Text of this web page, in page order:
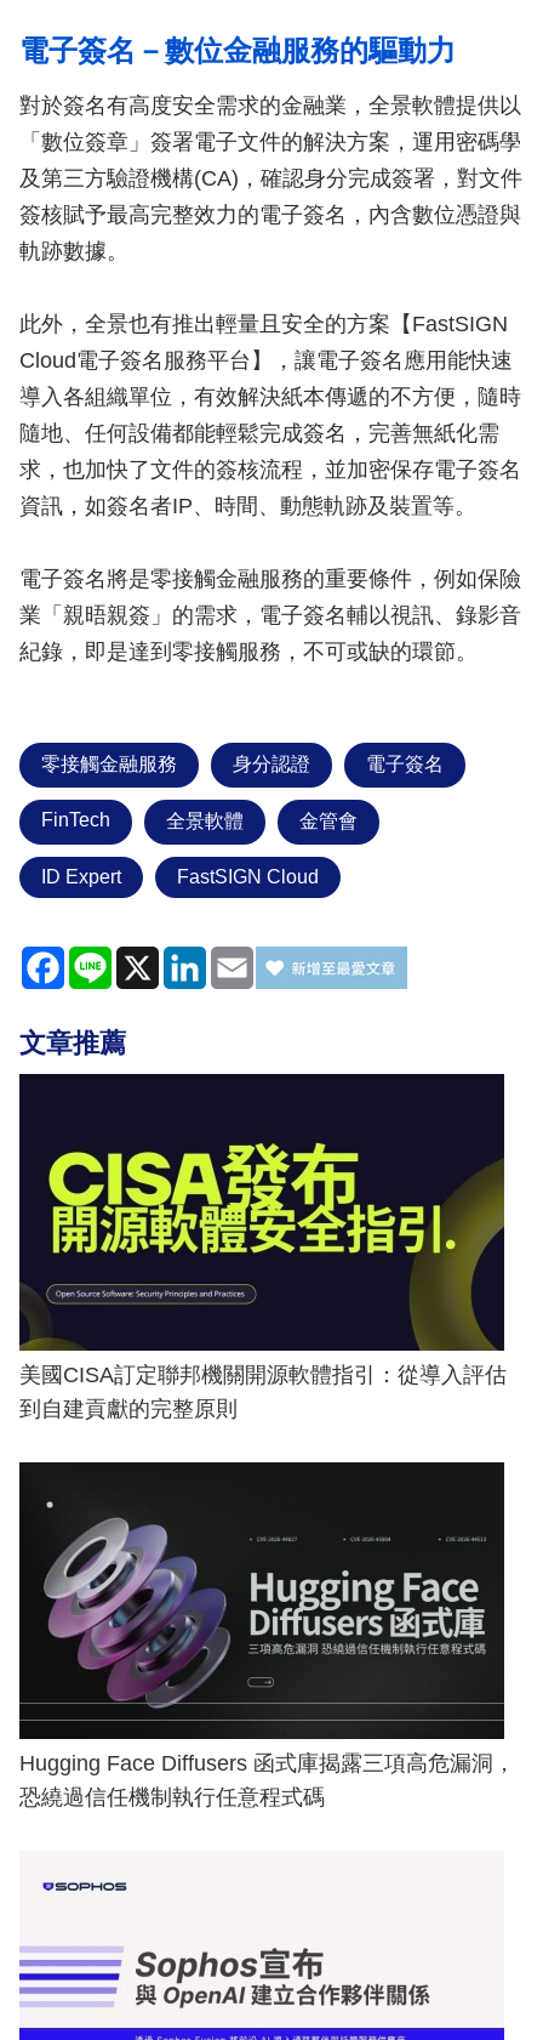
電子簽名－數位金融服務的驅動力
對於簽名有高度安全需求的金融業，全景軟體提供以
「數位簽章」簽署電子文件的解決方案，運用密碼學
及第三方驗證機構(CA)，確認身分完成簽署，對文件
簽核賦予最高完整效力的電子簽名，內含數位憑證與
軌跡數據。
此外，全景也有推出輕量且安全的方案【FastSIGN
Cloud電子簽名服務平台】，讓電子簽名應用能快速
導入各組織單位，有效解決紙本傳遞的不方便，隨時
隨地、任何設備都能輕鬆完成簽名，完善無紙化需
求，也加快了文件的簽核流程，並加密保存電子簽名
資訊，如簽名者IP、時間、動態軌跡及裝置等。
電子簽名將是零接觸金融服務的重要條件，例如保險
業「親晤親簽」的需求，電子簽名輔以視訊、錄影音
紀錄，即是達到零接觸服務，不可或缺的環節。
零接觸金融服務 身分認證 電子簽名
FinTech 全景軟體 金管會
ID Expert FastSIGN Cloud
Facebook
Line X LinkedIn
Email
文章推薦
美國CISA訂定聯邦機關開源軟體指引：從導入評估
到自建貢獻的完整原則
Hugging Face Diffusers 函式庫揭露三項高危漏洞，
恐繞過信任機制執行任意程式碼